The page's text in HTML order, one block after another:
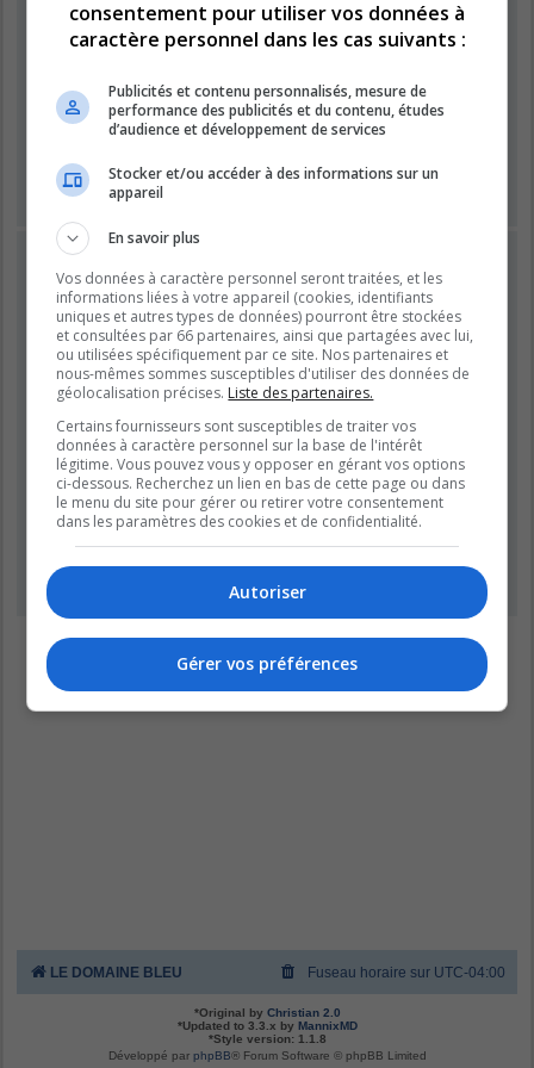
Mot de passe :
Se souvenir de moi
Masquer ma présence lors de cette session
INSCRIPTION
Vous devez être inscrit avant de pouvoir vous connecter.
L’inscription est rapide et vous offre de nombreux avantages.
Les administrateurs du forum peuvent accorder des
fonctionnalités supplémentaires aux utilisateurs inscrits. Avant
de vous inscrire, assurez-vous d’avoir pris connaissance de
nos conditions d’utilisation et de notre politique de
confidentialité. Veuillez également prendre le temps de
consulter attentivement toutes les règles du forum lors de votre
navigation.
Conditions d’utilisation|Politique de confidentialité
Inscription
LE DOMAINE BLEU Fuseau horaire sur UTC-04:00
*Original by Christian 2.0
*Updated to 3.3.x by MannixMD
*Style version: 1.1.8
Développé par phpBB® Forum Software © phpBB Limited
consentement pour utiliser vos données à
caractère personnel dans les cas suivants :
Publicités et contenu personnalisés, mesure de
performance des publicités et du contenu, études
d’audience et développement de services
Stocker et/ou accéder à des informations sur un
appareil
En savoir plus
Vos données à caractère personnel seront traitées, et les
informations liées à votre appareil (cookies, identifiants
uniques et autres types de données) pourront être stockées
et consultées par 66 partenaires, ainsi que partagées avec lui,
ou utilisées spécifiquement par ce site. Nos partenaires et
nous-mêmes sommes susceptibles d'utiliser des données de
géolocalisation précises. Liste des partenaires.
Certains fournisseurs sont susceptibles de traiter vos
données à caractère personnel sur la base de l'intérêt
légitime. Vous pouvez vous y opposer en gérant vos options
ci-dessous. Recherchez un lien en bas de cette page ou dans
le menu du site pour gérer ou retirer votre consentement
dans les paramètres des cookies et de confidentialité.
Autoriser
Gérer vos préférences